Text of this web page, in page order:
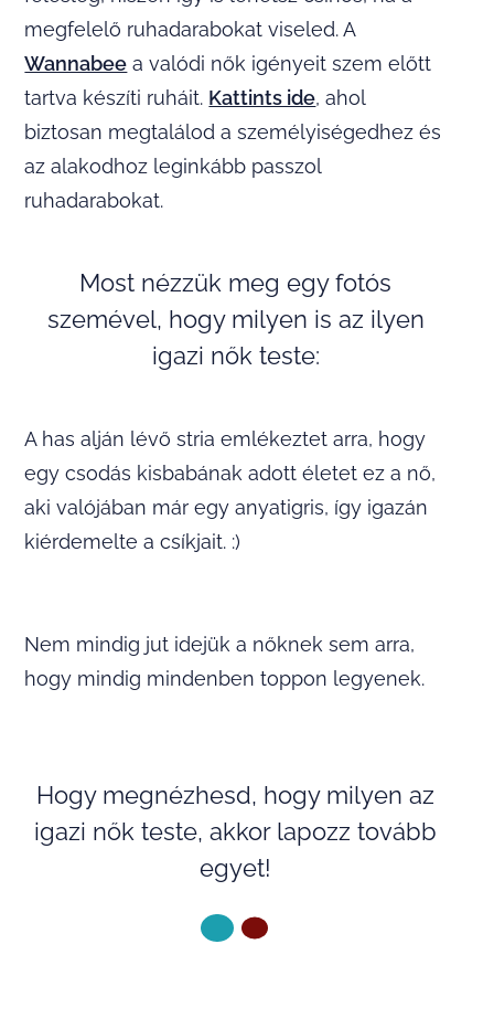
megfelelő ruhadarabokat viseled. A
Wannabee a valódi nők igényeit szem előtt
tartva készíti ruháit. Kattints ide, ahol
biztosan megtalálod a személyiségedhez és
az alakodhoz leginkább passzol
ruhadarabokat.
Most nézzük meg egy fotós
szemével, hogy milyen is az ilyen
igazi nők teste:
A has alján lévő stria emlékeztet arra, hogy
egy csodás kisbabának adott életet ez a nő,
aki valójában már egy anyatigris, így igazán
kiérdemelte a csíkjait. :)
Nem mindig jut idejük a nőknek sem arra,
hogy mindig mindenben toppon legyenek.
Hogy megnézhesd, hogy milyen az
igazi nők teste, akkor lapozz tovább
egyet!